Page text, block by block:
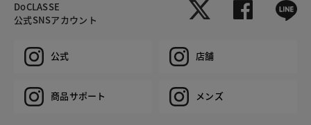
DoCLASSE
公式SNSアカウント
公式 店舗
商品サポート メンズ